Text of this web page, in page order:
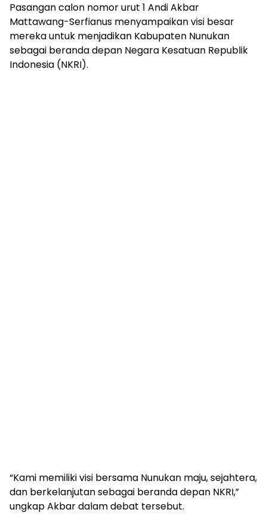
Pasangan calon nomor urut 1 Andi Akbar
Mattawang-Serfianus menyampaikan visi besar
mereka untuk menjadikan Kabupaten Nunukan
sebagai beranda depan Negara Kesatuan Republik
Indonesia (NKRI).
“Kami memiliki visi bersama Nunukan maju, sejahtera,
dan berkelanjutan sebagai beranda depan NKRI,”
ungkap Akbar dalam debat tersebut.